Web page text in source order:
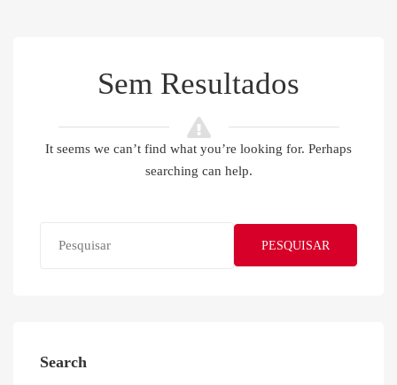
Sem Resultados
It seems we can’t find what you’re looking for. Perhaps
searching can help.
PESQUISAR
Search